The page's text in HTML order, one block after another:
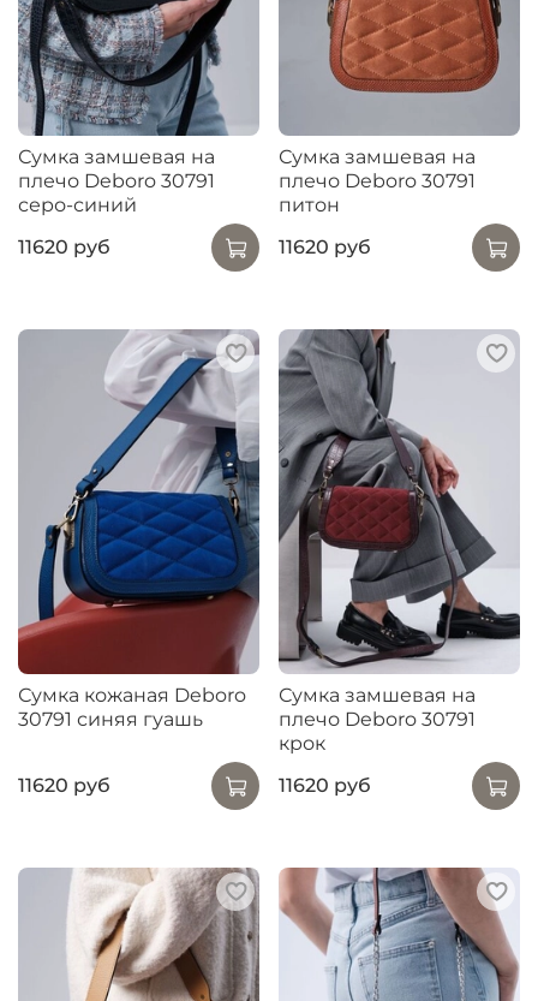
Сумка замшевая на
плечо Deboro 30791
серо-синий
11620 руб
Сумка замшевая на
плечо Deboro 30791
питон
11620 руб
Сумка кожаная Deboro
30791 синяя гуашь
11620 руб
Сумка замшевая на
плечо Deboro 30791
крок
11620 руб